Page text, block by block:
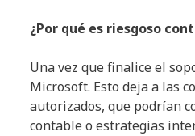
¿Por qué es riesgoso
Una vez que finalice el
Microsoft. Esto deja a las
autorizados, que podrían
contable o estrategias